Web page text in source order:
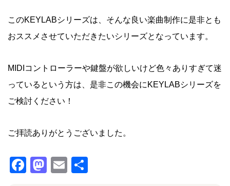
このKEYLABシリーズは、そんな良い楽曲制作に是非とも
おススメさせていただきたいシリーズとなっています。
MIDIコントローラーや鍵盤が欲しいけど色々ありすぎて迷
っているという方は、是非この機会にKEYLABシリーズを
ご検討ください！
ご拝読ありがとうございました。
F M E